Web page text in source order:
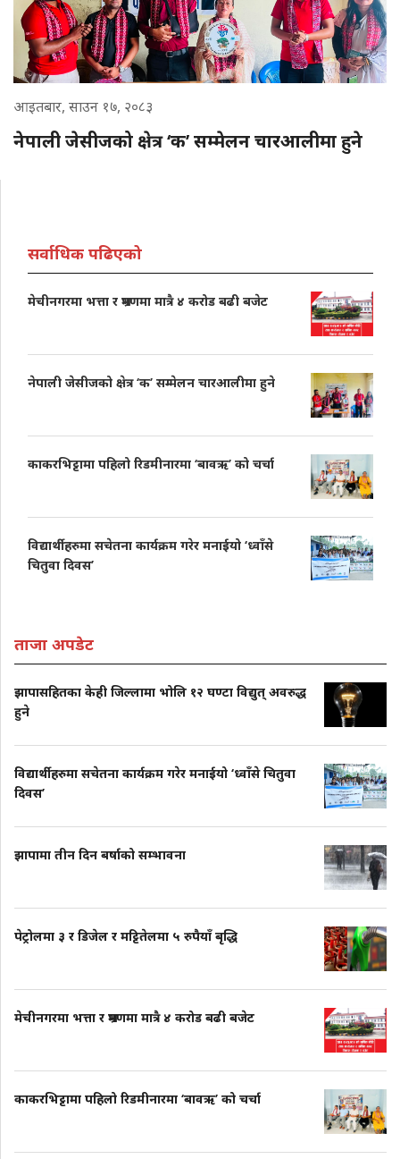
आइतबार, साउन १७, २०८३
नेपाली जेसीजको क्षेत्र ‘क’ सम्मेलन चारआलीमा हुने
सर्वाधिक पढिएको
मेचीनगरमा भत्ता र भ्रमणमा मात्रै ४ करोड बढी बजेट
नेपाली जेसीजको क्षेत्र ‘क’ सम्मेलन चारआलीमा हुने
काकरभिट्टामा पहिलो रिडमीनारमा ‘बावऋ’ को चर्चा
विद्यार्थीहरुमा सचेतना कार्यक्रम गरेर मनाईयो ‘ध्वाँसे
चितुवा दिवस’
ताजा अपडेट
झापासहितका केही जिल्लामा भोलि १२ घण्टा विद्युत् अवरुद्ध
हुने
विद्यार्थीहरुमा सचेतना कार्यक्रम गरेर मनाईयो ‘ध्वाँसे चितुवा
दिवस’
झापामा तीन दिन बर्षाको सम्भावना
पेट्रोलमा ३ र डिजेल र मट्टितेलमा ५ रुपैयाँ बृद्धि
मेचीनगरमा भत्ता र भ्रमणमा मात्रै ४ करोड बढी बजेट
काकरभिट्टामा पहिलो रिडमीनारमा ‘बावऋ’ को चर्चा